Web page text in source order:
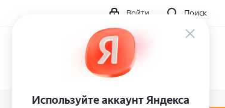
Поиск
Войти